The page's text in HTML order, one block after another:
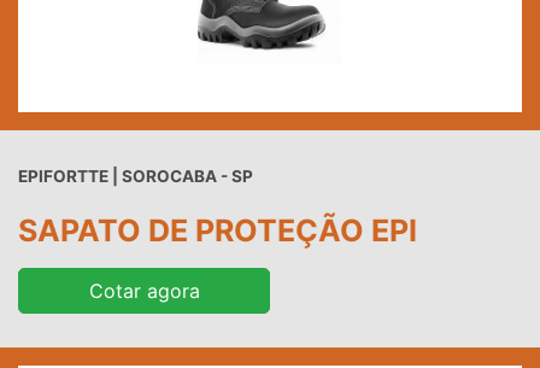
EPIFORTTE | SOROCABA - SP
SAPATO DE PROTEÇÃO EPI
Cotar agora